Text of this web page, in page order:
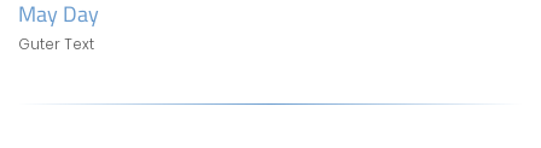
May Day
Guter Text